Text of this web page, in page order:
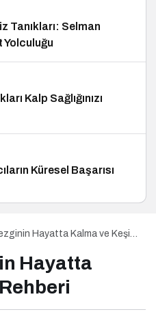
Tanıkları: Selman
Yolculuğu
Kalp Sağlığınızı
Küresel Başarısı
Hayatta Kalma ve Keşif
Hayatta